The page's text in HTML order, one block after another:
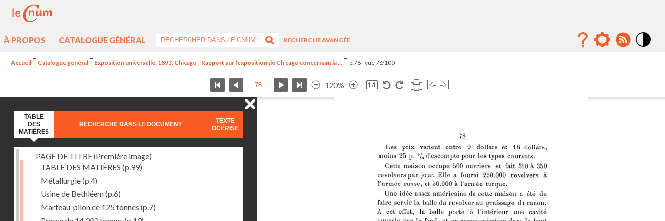
À PROPOS CATALOGUE GÉNÉRAL
RECHERCHE AVANCÉE
Accueil Catalogue général Exposition universelle. 1893. Chicago - Rapport sur l'exposition de Chicago concernant la ... p.78 - vue 78/100
120%
TABLE
DES
MATIÈRES
RECHERCHE DANS LE DOCUMENT
TEXTE
OCÉRISÉ
PAGE DE TITRE (Première image)
TABLE DES MATIÈRES (p.99)
Métallurgie(p.4)
Usine de Bethléem(p.6)
Marteau-pilon de 125 tonnes (p.7)